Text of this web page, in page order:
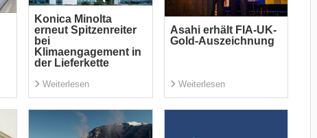
Konica Minolta
erneut Spitzenreiter
bei
Klimaengagement in
der Lieferkette
Weiterlesen
Asahi erhält FIA-UK-
Gold-Auszeichnung
Weiterlesen